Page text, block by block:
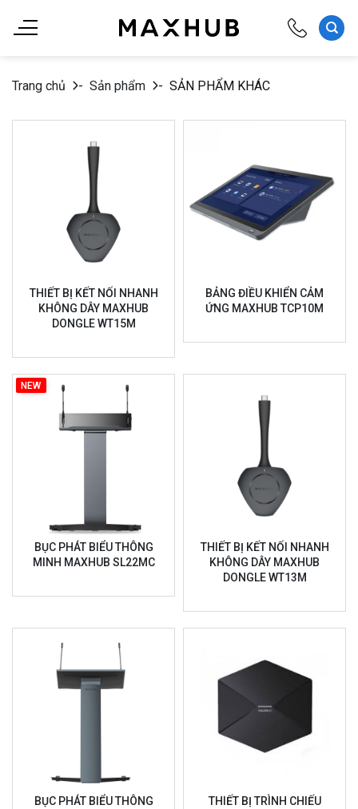
đến
Trang chủ
- Sản phẩm - SẢN PHẨM KHÁC
THIẾT BỊ KẾT NỐI NHANH
KHÔNG DÂY MAXHUB
DONGLE WT15M
BẢNG ĐIỀU KHIỂN CẢM
ỨNG MAXHUB TCP10M
NEW
BỤC PHÁT BIỂU THÔNG
MINH MAXHUB SL22MC
THIẾT BỊ KẾT NỐI NHANH
KHÔNG DÂY MAXHUB
DONGLE WT13M
BỤC PHÁT BIỂU THÔNG
THIẾT BỊ TRÌNH CHIẾU